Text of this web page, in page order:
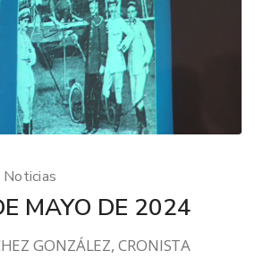
Noticias
MAYO DE 2024
GONZÁLEZ, CRONISTA